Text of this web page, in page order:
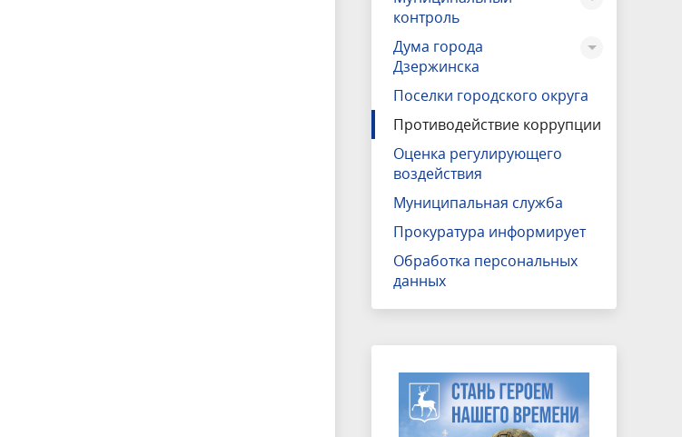
контроль
Дума города
Дзержинска
Поселки городского округа
Противодействие коррупции
Оценка регулирующего
воздействия
Муниципальная служба
Прокуратура информирует
Обработка персональных
данных